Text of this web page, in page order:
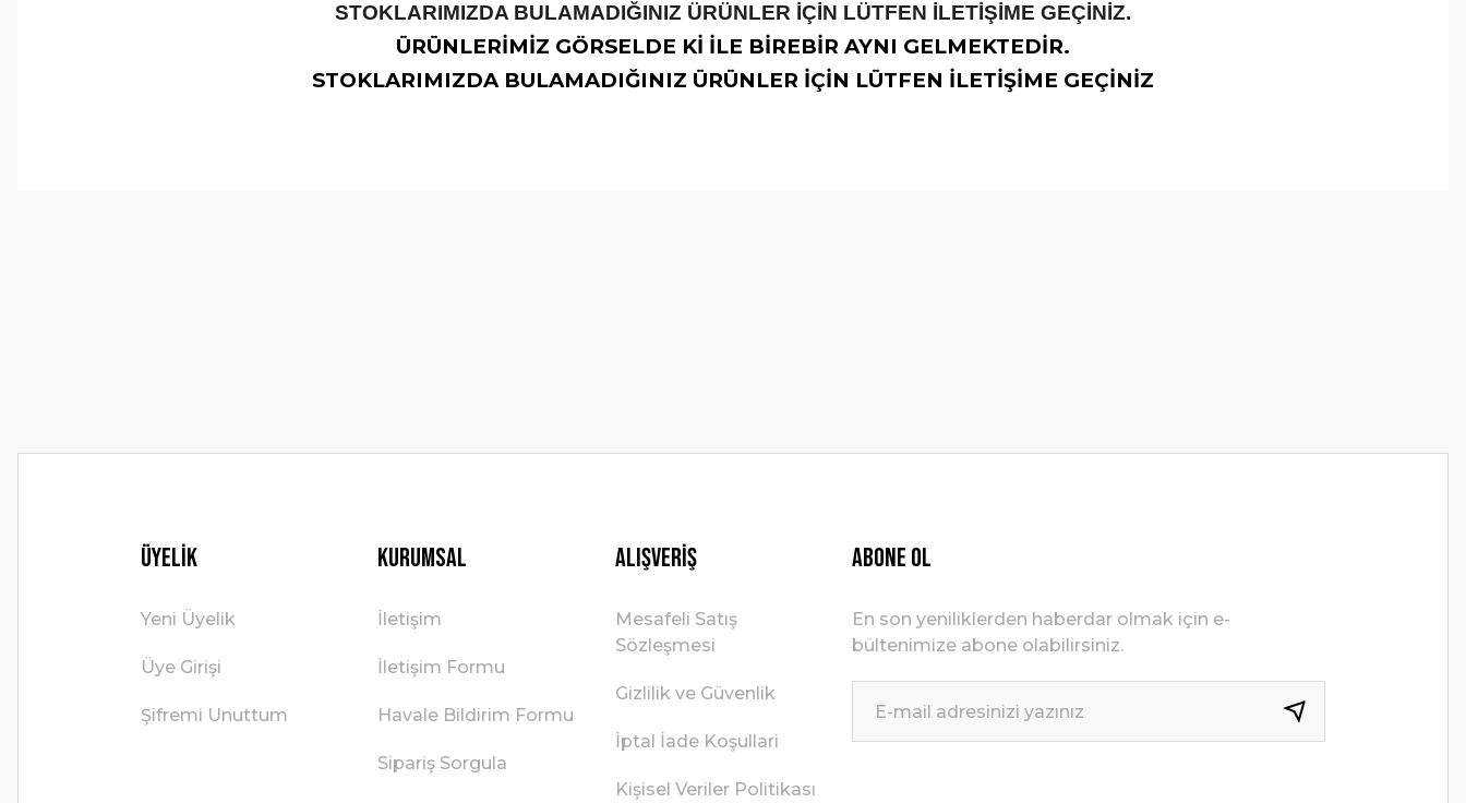
STOKLARIMIZDA BULAMADIĞINIZ ÜRÜNLER İÇİN LÜTFEN İLETİŞİME GEÇİNİZ.
ÜRÜNLERİMİZ GÖRSELDE Kİ İLE BİREBİR AYNI GELMEKTEDİR.
STOKLARIMIZDA BULAMADIĞINIZ ÜRÜNLER İÇİN LÜTFEN İLETİŞİME GEÇİNİZ
Üyelik
Yeni Üyelik
Üye Girişi
Şifremi Unuttum
Kurumsal
İletişim
İletişim Formu
Havale Bildirim Formu
Sipariş Sorgula
Alışveriş
Mesafeli Satış
Sözleşmesi
Gizlilik ve Güvenlik
İptal İade Koşullari
Kişisel Veriler Politikası
ABONE OL
En son yeniliklerden haberdar olmak için e-
bültenimize abone olabilirsiniz.